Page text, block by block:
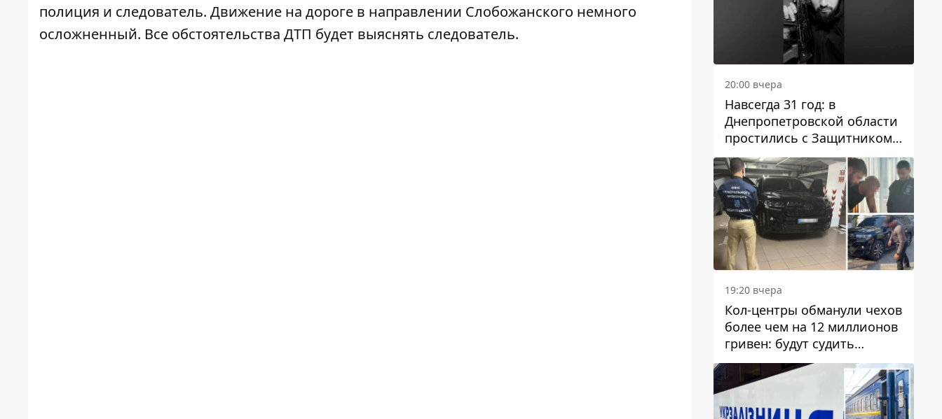
полиция и следователь. Движение на дороге в направлении Слобожанского немного
осложненный. Все обстоятельства ДТП будет выяснять следователь.
20:00 вчера
Навсегда 31 год: в
Днепропетровской области
простились с Защитником
Александром Репиным
19:20 вчера
Кол-центры обманули чехов
более чем на 12 миллионов
гривен: будут судить
днепрянина,
организовавшего
транснациональную
преступную организацию